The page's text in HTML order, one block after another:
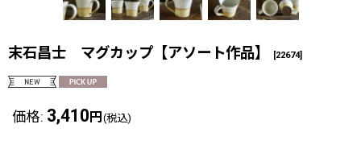
末石昌士 マグカップ【アソート作品】 [22674]
価格: 3,410 円 (税込)